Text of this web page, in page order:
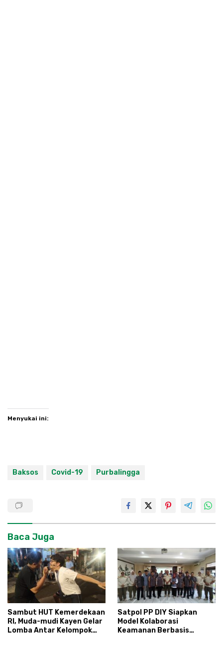
Menyukai ini:
Baksos Covid-19 Purbalingga
Baca Juga
Sambut HUT Kemerdekaan
RI, Muda-mudi Kayen Gelar
Lomba Antar Kelompok
Satpol PP DIY Siapkan
Model Kolaborasi
Keamanan Berbasis